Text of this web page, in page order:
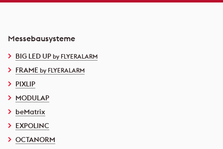
Messebausysteme
BIG LED UP by FLYERALARM
FRAME by FLYERALARM
PIXLIP
MODULAP
beMatrix
EXPOLINC
OCTANORM